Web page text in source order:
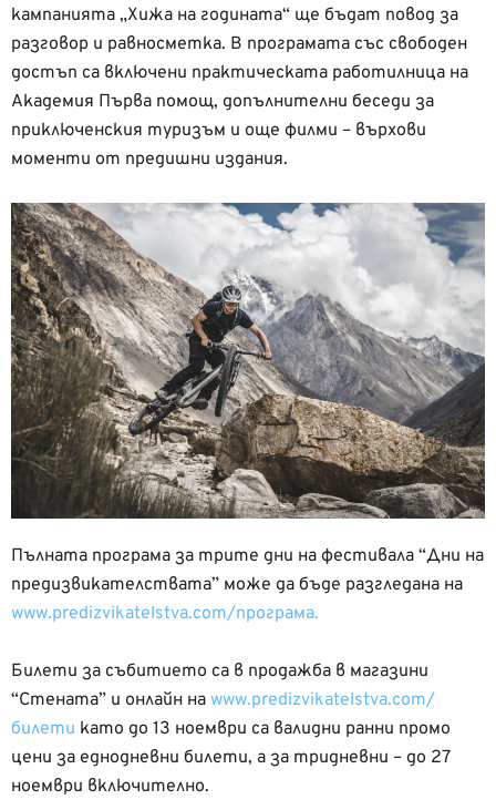
кампанията „Хижа на годината“ ще бъдат повод за
разговор и равносметка. В програмата със свободен
достъп са включени практическата работилница на
Академия Първа помощ, допълнителни беседи за
приключенския туризъм и още филми – върхови
моменти от предишни издания.
Пълната програма за трите дни на фестивала “Дни на
предизвикателствата” може да бъде разгледана на
www.predizvikatelstva.com/програма.
Билети за събитието са в продажба в магазини
“Стената” и онлайн на www.predizvikatelstva.com/
билети като до 13 ноември са валидни ранни промо
цени за еднодневни билети, а за тридневни – до 27
ноември включително.